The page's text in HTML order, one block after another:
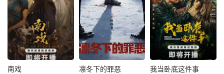
南戏 凛冬下的罪恶 我当卧底这件事